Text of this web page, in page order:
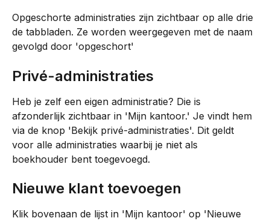
Opgeschorte administraties zijn zichtbaar op alle drie
de tabbladen. Ze worden weergegeven met de naam
gevolgd door 'opgeschort'
Privé-administraties
Heb je zelf een eigen administratie? Die is
afzonderlijk zichtbaar in 'Mijn kantoor.' Je vindt hem
via de knop 'Bekijk privé-administraties'. Dit geldt
voor alle administraties waarbij je niet als
boekhouder bent toegevoegd.
Nieuwe klant toevoegen
Klik bovenaan de lijst in 'Mijn kantoor' op 'Nieuwe